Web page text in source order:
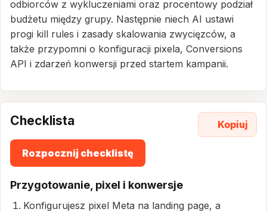
odbiorców z wykluczeniami oraz procentowy podział
budżetu między grupy. Następnie niech AI ustawi
progi kill rules i zasady skalowania zwycięzców, a
także przypomni o konfiguracji pixela, Conversions
API i zdarzeń konwersji przed startem kampanii.
Checklista Kopiuj
Rozpocznij checklistę
Przygotowanie, pixel i konwersje
Konfigurujesz pixel Meta na landing page, a